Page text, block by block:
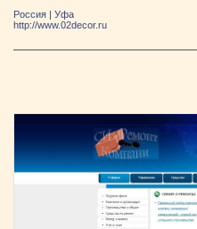
Россия | Уфа
http://www.02decor.ru